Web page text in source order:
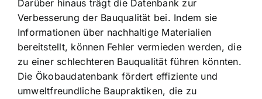
Darüber hinaus trägt die Datenbank zur
Verbesserung der Bauqualität bei. Indem sie
Informationen über nachhaltige Materialien
bereitstellt, können Fehler vermieden werden, die
zu einer schlechteren Bauqualität führen könnten.
Die Ökobaudatenbank fördert effiziente und
umweltfreundliche Baupraktiken, die zu